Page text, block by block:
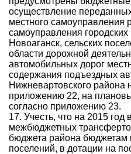
осуществление
местного самоуправления
самоуправления
Новоаганск, сельских
области дорожной
автомобильных дорог
содержания подъездных
Нижневартовского района
приложению 22, на
согласно приложению 23.
17. Учесть, что на 2015 год
межбюджетных
бюджета района бюджетам
поселений, в дотации на